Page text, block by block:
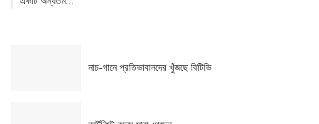
নাচ-গানে প্রতিভাবানদের খুঁজছে বিটিভি